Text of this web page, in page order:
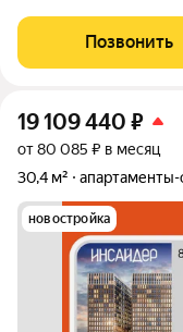
престижном
м Расположен на 7
Позвонить
19 109 440 ₽
от 80 085 ₽ в месяц
30,4 м²
апартаменты-
новостройка